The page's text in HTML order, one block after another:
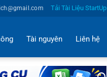
Tải Tài Liệu StartUp
Tài nguyên Liên hệ